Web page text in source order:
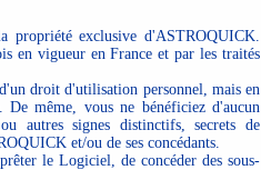
propriété exclusive d'ASTROQUICK.
en vigueur en France et par les traités
droit d'utilisation personnel, mais en
même, vous ne bénéficiez d'aucun
autres signes distinctifs, secrets de
et/ou de ses concédants.
le Logiciel, de concéder des sous-